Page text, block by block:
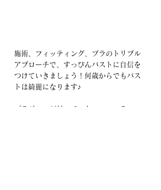
施術、フィッティング、ブラのトリプル
アプローチで、すっぴんバストに自信を
つけていきましょう！何歳からでもバス
トは綺麗になります♪
ブラジャーが付いていないフィッティン